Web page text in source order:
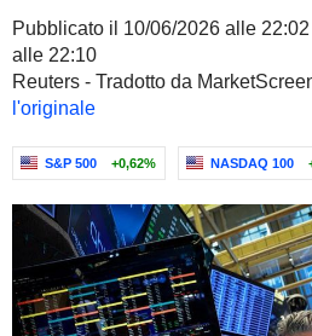
Pubblicato il 10/06/2026 alle
alle 22:10
Reuters - Tradotto da
l'originale
S&P 500 +0,62% NASDAQ 100